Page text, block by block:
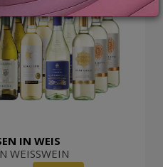
IN WEIS
WEISSWEIN